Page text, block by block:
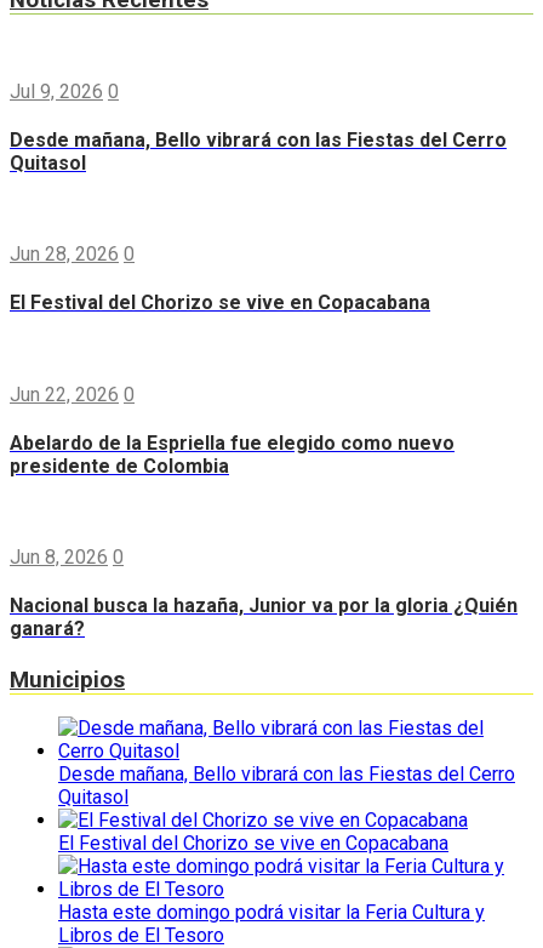
Jul 9, 2026 0
Desde mañana, Bello vibrará con las Fiestas del Cerro
Quitasol
Jun 28, 2026 0
El Festival del Chorizo se vive en Copacabana
Jun 22, 2026 0
Abelardo de la Espriella fue elegido como nuevo
presidente de Colombia
Jun 8, 2026 0
Nacional busca la hazaña, Junior va por la gloria ¿Quién
ganará?
Municipios
Desde mañana, Bello vibrará con las Fiestas del Cerro
Quitasol
El Festival del Chorizo se vive en Copacabana
Hasta este domingo podrá visitar la Feria Cultura y
Libros de El Tesoro